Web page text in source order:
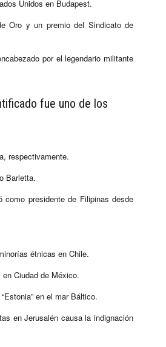
Unidos en Budapest.
Oro y un premio del Sindicato de
por el legendario militante
fue uno de los
respectivamente.
Barletta.
como presidente de Filipinas desde
étnicas en Chile.
Ciudad de México.
en el mar Báltico.
en Jerusalén causa la indignación